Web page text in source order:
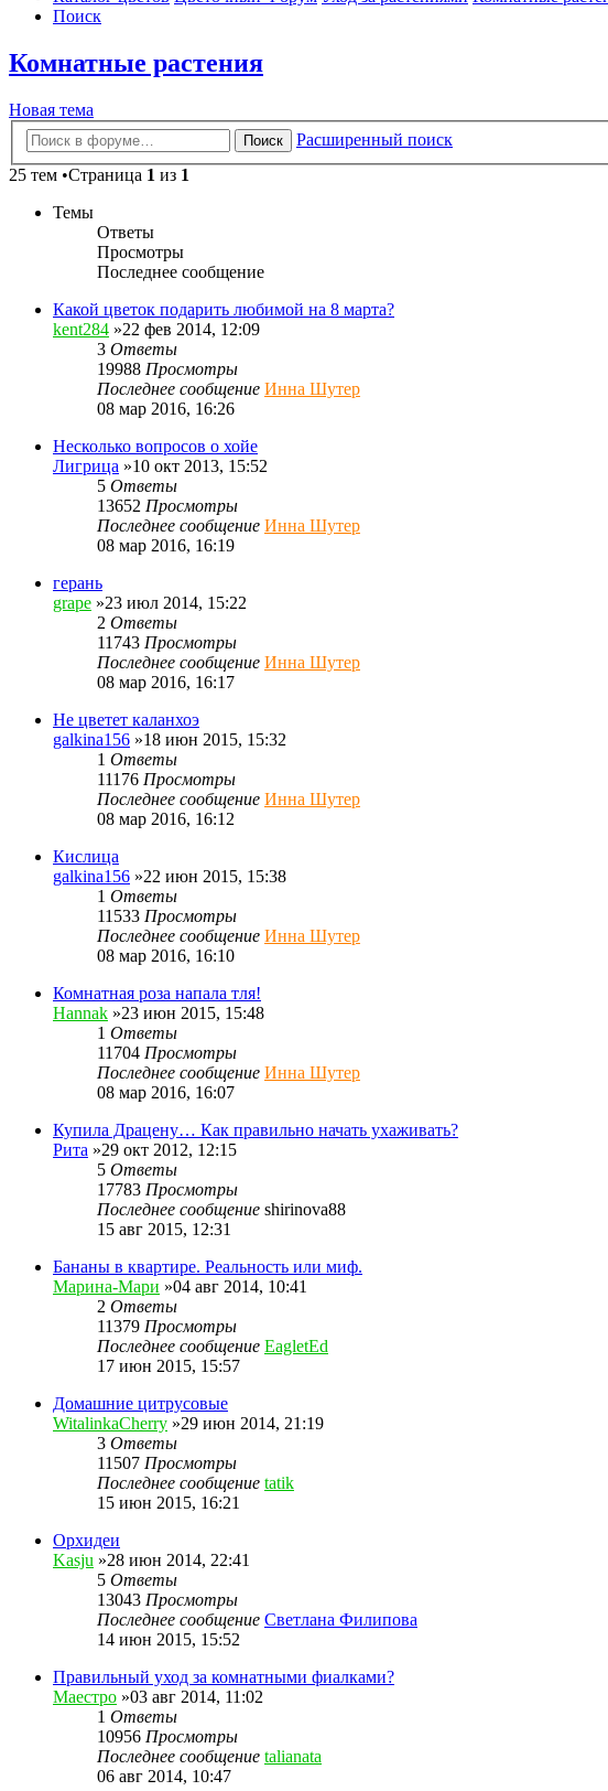
Поиск
Комнатные растения
Новая тема
Поиск
Расширенный поиск
25 тем •Страница 1 из 1
Темы
Ответы
Просмотры
Последнее сообщение
Какой цветок подарить любимой на 8 марта?
kent284 »22 фев 2014, 12:09
3 Ответы
19988 Просмотры
Последнее сообщение Инна Шутер
08 мар 2016, 16:26
Несколько вопросов о хойе
Лигрица »10 окт 2013, 15:52
5 Ответы
13652 Просмотры
Последнее сообщение Инна Шутер
08 мар 2016, 16:19
герань
grape »23 июл 2014, 15:22
2 Ответы
11743 Просмотры
Последнее сообщение Инна Шутер
08 мар 2016, 16:17
Не цветет каланхоэ
galkina156 »18 июн 2015, 15:32
1 Ответы
11176 Просмотры
Последнее сообщение Инна Шутер
08 мар 2016, 16:12
Кислица
galkina156 »22 июн 2015, 15:38
1 Ответы
11533 Просмотры
Последнее сообщение Инна Шутер
08 мар 2016, 16:10
Комнатная роза напала тля!
Hannak »23 июн 2015, 15:48
1 Ответы
11704 Просмотры
Последнее сообщение Инна Шутер
08 мар 2016, 16:07
Купила Драцену… Как правильно начать ухаживать?
Рита »29 окт 2012, 12:15
5 Ответы
17783 Просмотры
Последнее сообщение shirinova88
15 авг 2015, 12:31
Бананы в квартире. Реальность или миф.
Марина-Мари »04 авг 2014, 10:41
2 Ответы
11379 Просмотры
Последнее сообщение EagletEd
17 июн 2015, 15:57
Домашние цитрусовые
WitalinkaCherry »29 июн 2014, 21:19
3 Ответы
11507 Просмотры
Последнее сообщение tatik
15 июн 2015, 16:21
Орхидеи
Kasju »28 июн 2014, 22:41
5 Ответы
13043 Просмотры
Последнее сообщение Светлана Филипова
14 июн 2015, 15:52
Правильный уход за комнатными фиалками?
Маестро »03 авг 2014, 11:02
1 Ответы
10956 Просмотры
Последнее сообщение talianata
06 авг 2014, 10:47